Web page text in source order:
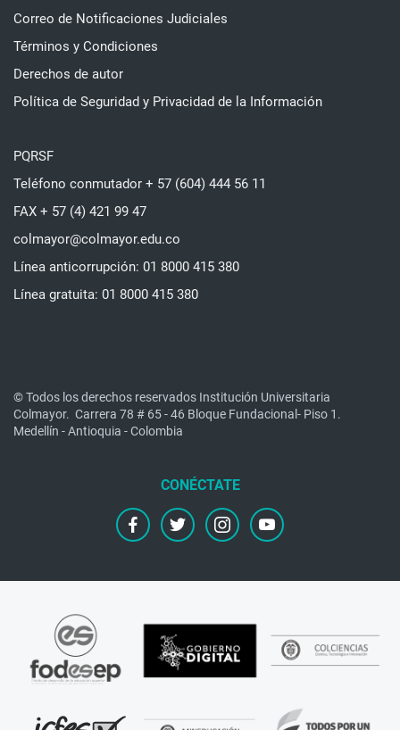
Correo de Notificaciones Judiciales
Términos y Condiciones
Derechos de autor
Política de Seguridad y Privacidad de la Información
PQRSF
Teléfono conmutador + 57 (604) 444 56 11
FAX + 57 (4) 421 99 47
colmayor@colmayor.edu.co
Línea anticorrupción: 01 8000 415 380
Línea gratuita: 01 8000 415 380
© Todos los derechos reservados Institución Universitaria
Colmayor. Carrera 78 # 65 - 46 Bloque Fundacional- Piso 1.
Medellín - Antioquia - Colombia